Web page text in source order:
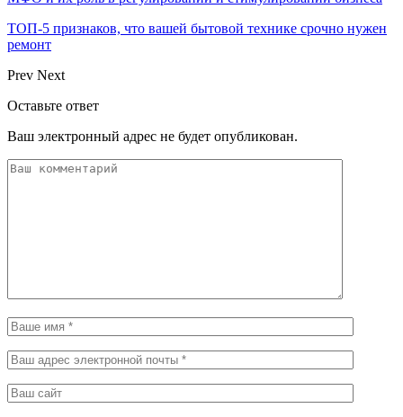
ТОП-5 признаков, что вашей бытовой технике срочно нужен
ремонт
Prev Next
Оставьте ответ
Ваш электронный адрес не будет опубликован.